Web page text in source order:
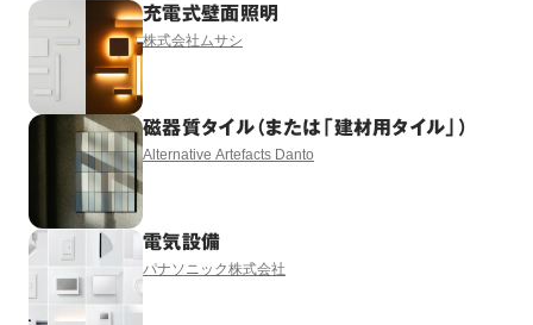
充電式壁面照明
株式会社ムサシ
磁器質タイル（または「建材用タイル」）
Alternative Artefacts Danto
電気設備
パナソニック株式会社